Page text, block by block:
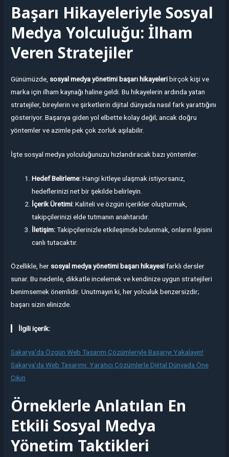
Başarı Hikayeleriyle Sosyal
Medya Yolculuğu: İlham
Veren Stratejiler
Günümüzde, sosyal medya yönetimi başarı hikayeleribirçok kişi ve
marka için ilham kaynağı haline geldi. Bu hikayelerin ardında yatan
stratejiler, bireylerin ve şirketlerin dijital dünyada nasıl fark yarattığını
gösteriyor. Başarıya giden yol elbette kolay değil; ancak doğru
yöntemler ve azimle pek çok zorluk aşılabilir.
İşte sosyal medya yolculuğunuzu hızlandıracak bazı yöntemler:
Hedef Belirleme:Hangi kitleye ulaşmak istiyorsanız,
hedeflerinizi net bir şekilde belirleyin.
İçerik Üretimi:Kaliteli ve özgün içerikler oluşturmak,
takipçilerinizi elde tutmanın anahtarıdır.
İletişim:Takipçilerinizle etkileşimde bulunmak, onların ilgisini
canlı tutacaktır.
Özellikle, her sosyal medya yönetimi başarı hikayesifarklı dersler
sunar. Bu nedenle, dikkatle incelemek ve kendinize uygun stratejileri
benimsemek önemlidir. Unutmayın ki, her yolculuk benzersizdir;
başarı sizin elinizde.
İlgili içerik:
Sakarya’da Özgün Web Tasarım Çözümleriyle Başarıyı Yakalayın!
Sakarya’da Web Tasarımı: Yaratıcı Çözümlerle Dijital Dünyada Öne
Çıkın
Örneklerle Anlatılan En
Etkili Sosyal Medya
Yönetim Taktikleri